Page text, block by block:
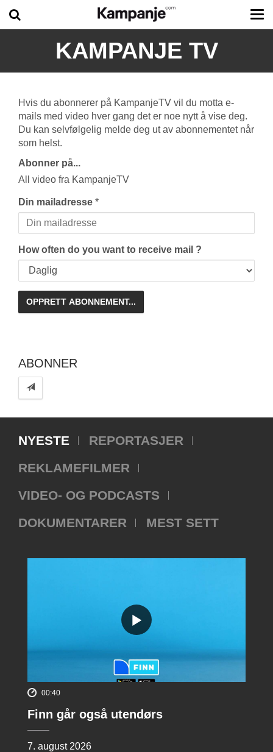
KAMPANJE TV
Hvis du abonnerer på KampanjeTV vil du motta e-
mails med video hver gang det er noe nytt å vise deg.
Du kan selvfølgelig melde deg ut av abonnementet når
som helst.
Abonner på...
All video fra KampanjeTV
Din mailadresse *
How often do you want to receive mail ?
ABONNER
NYESTE
REPORTASJER
REKLAMEFILMER
VIDEO- OG PODCASTS
DOKUMENTARER
MEST SETT
00:40
Finn går også utendørs
7. august 2026